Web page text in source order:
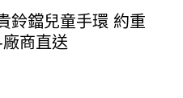
鈴鐺兒童手環 約重
商直送